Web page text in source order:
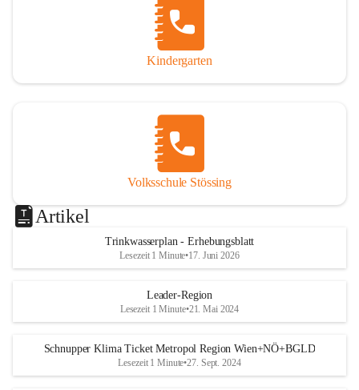
Kindergarten
Volksschule Stössing
Artikel
Trinkwasserplan - Erhebungsblatt
Lesezeit 1 Minute•17. Juni 2026
Leader-Region
Lesezeit 1 Minute•21. Mai 2024
Schnupper Klima Ticket Metropol Region Wien+NÖ+BGLD
Lesezeit 1 Minute•27. Sept. 2024